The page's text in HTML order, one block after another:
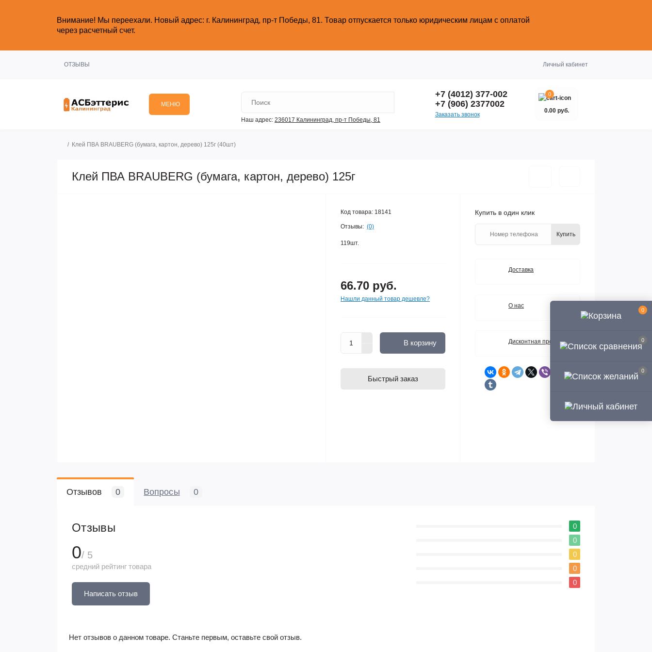
0
0
0
Внимание! Мы переехали. Новый адрес: г. Калининград, пр-т Победы, 81. Товар отпускается только юридическим лицам с оплатой
через расчетный счет.
ОТЗЫВЫ Личный кабинет
МЕНЮ
Наш адрес: 236017 Калининград,​ пр-т Победы, 81
+7 (4012) 377-002
+7 (906) 2377002
Заказать звонок
0
0.00 руб.
Клей ПВА BRAUBERG (бумага, картон, дерево) 125г (40шт)
Клей ПВА BRAUBERG (бумага, картон, дерево) 125г
Код товара: 18141
Отзывы: (0)
119шт.
66.70 руб.
Нашли данный товар дешевле?
В корзину
Быстрый заказ
Купить в один клик
Купить
Доставка
О нас
Дисконтная программа
Отзывов 0 Вопросы 0
Отзывы
0/ 5
средний рейтинг товара
Написать отзыв
0
0
0
0
0
Нет отзывов о данном товаре. Станьте первым, оставьте свой отзыв.